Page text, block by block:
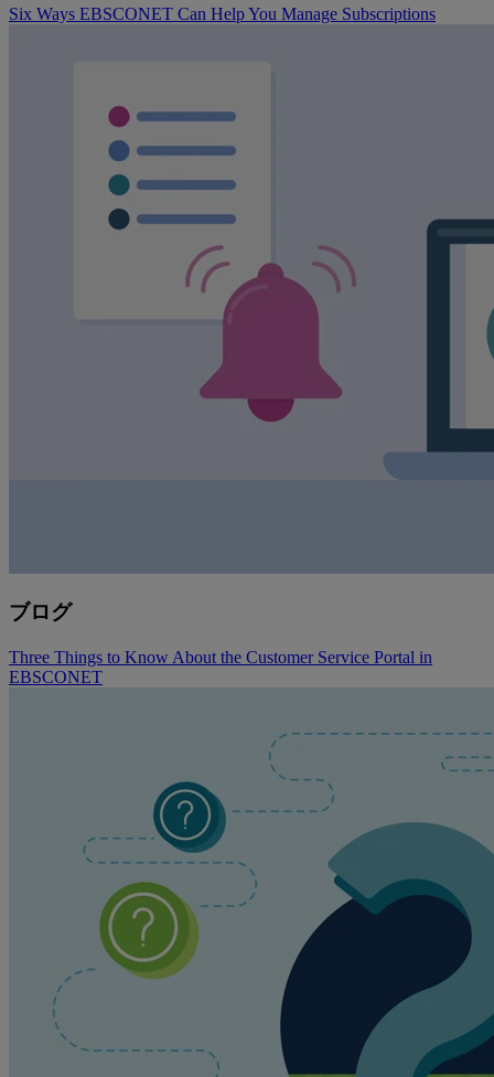
Six Ways EBSCONET Can Help You Manage Subscriptions
ブログ
Three Things to Know About the Customer Service Portal in
EBSCONET